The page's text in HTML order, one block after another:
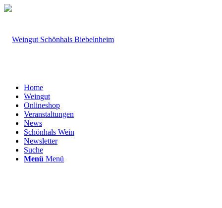
Home
Weingut
Onlineshop
Veranstaltungen
News
Schönhals Wein
Newsletter
Suche
Menü Menü